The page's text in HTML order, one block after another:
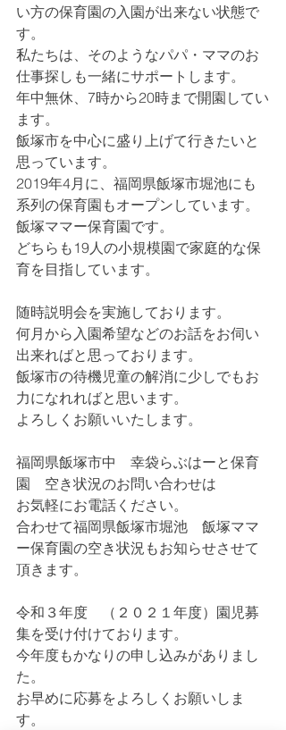
い方の保育園の入園が出来ない状態で
す。
私たちは、そのようなパパ・ママのお
仕事探しも一緒にサポートします。
年中無休、7時から20時まで開園してい
ます。
飯塚市を中心に盛り上げて行きたいと
思っています。
2019年4月に、福岡県飯塚市堀池にも
系列の保育園もオープンしています。
飯塚ママー保育園です。
どちらも19人の小規模園で家庭的な保
育を目指しています。
随時説明会を実施しております。
何月から入園希望などのお話をお伺い
出来ればと思っております。
飯塚市の待機児童の解消に少しでもお
力になれればと思います。
よろしくお願いいたします。
福岡県飯塚市中　幸袋らぶはーと保育
園　空き状況のお問い合わせは
お気軽にお電話ください。
合わせて福岡県飯塚市堀池　飯塚ママ
ー保育園の空き状況もお知らせさせて
頂きます。
令和３年度　（２０２１年度）園児募
集を受け付けております。
今年度もかなりの申し込みがありまし
た。
お早めに応募をよろしくお願いしま
す。